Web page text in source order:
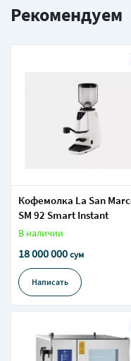
Рекомендуем
Кофемолка La San
SM 92 Smart Instant
В наличии
18 000 000сум
Написать